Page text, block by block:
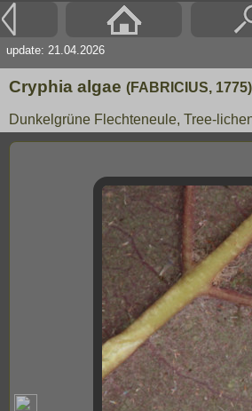
update: 21.04.2026
Cryphia algae (FABRICIUS, 1775)
Dunkelgrüne Flechteneule, Tree-